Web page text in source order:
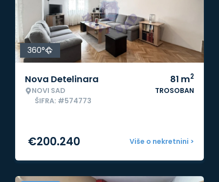
360°
Nova Detelinara
NOVI SAD
ŠIFRA: #574773
81 m2
TROSOBAN
Više o nekretnini >
€200.240